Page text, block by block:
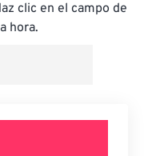
clic en el campo de
hora.